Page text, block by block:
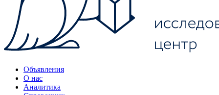
Объявления
О нас
Аналитика